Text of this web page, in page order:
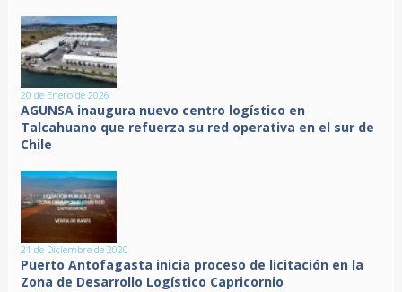
20 de Enero de 2026
AGUNSA inaugura nuevo centro logístico en
Talcahuano que refuerza su red operativa en el sur de
Chile
21 de Diciembre de 2020
Puerto Antofagasta inicia proceso de licitación en la
Zona de Desarrollo Logístico Capricornio